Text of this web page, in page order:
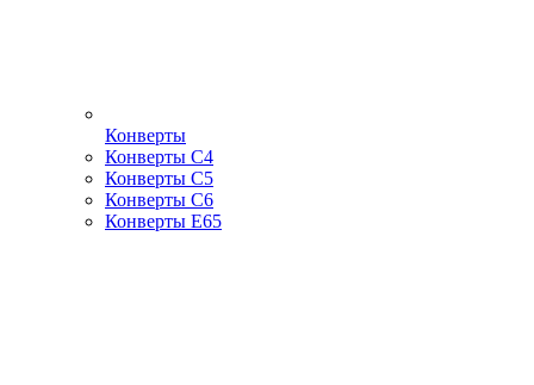
Конверты
Конверты С4
Конверты С5
Конверты С6
Конверты Е65